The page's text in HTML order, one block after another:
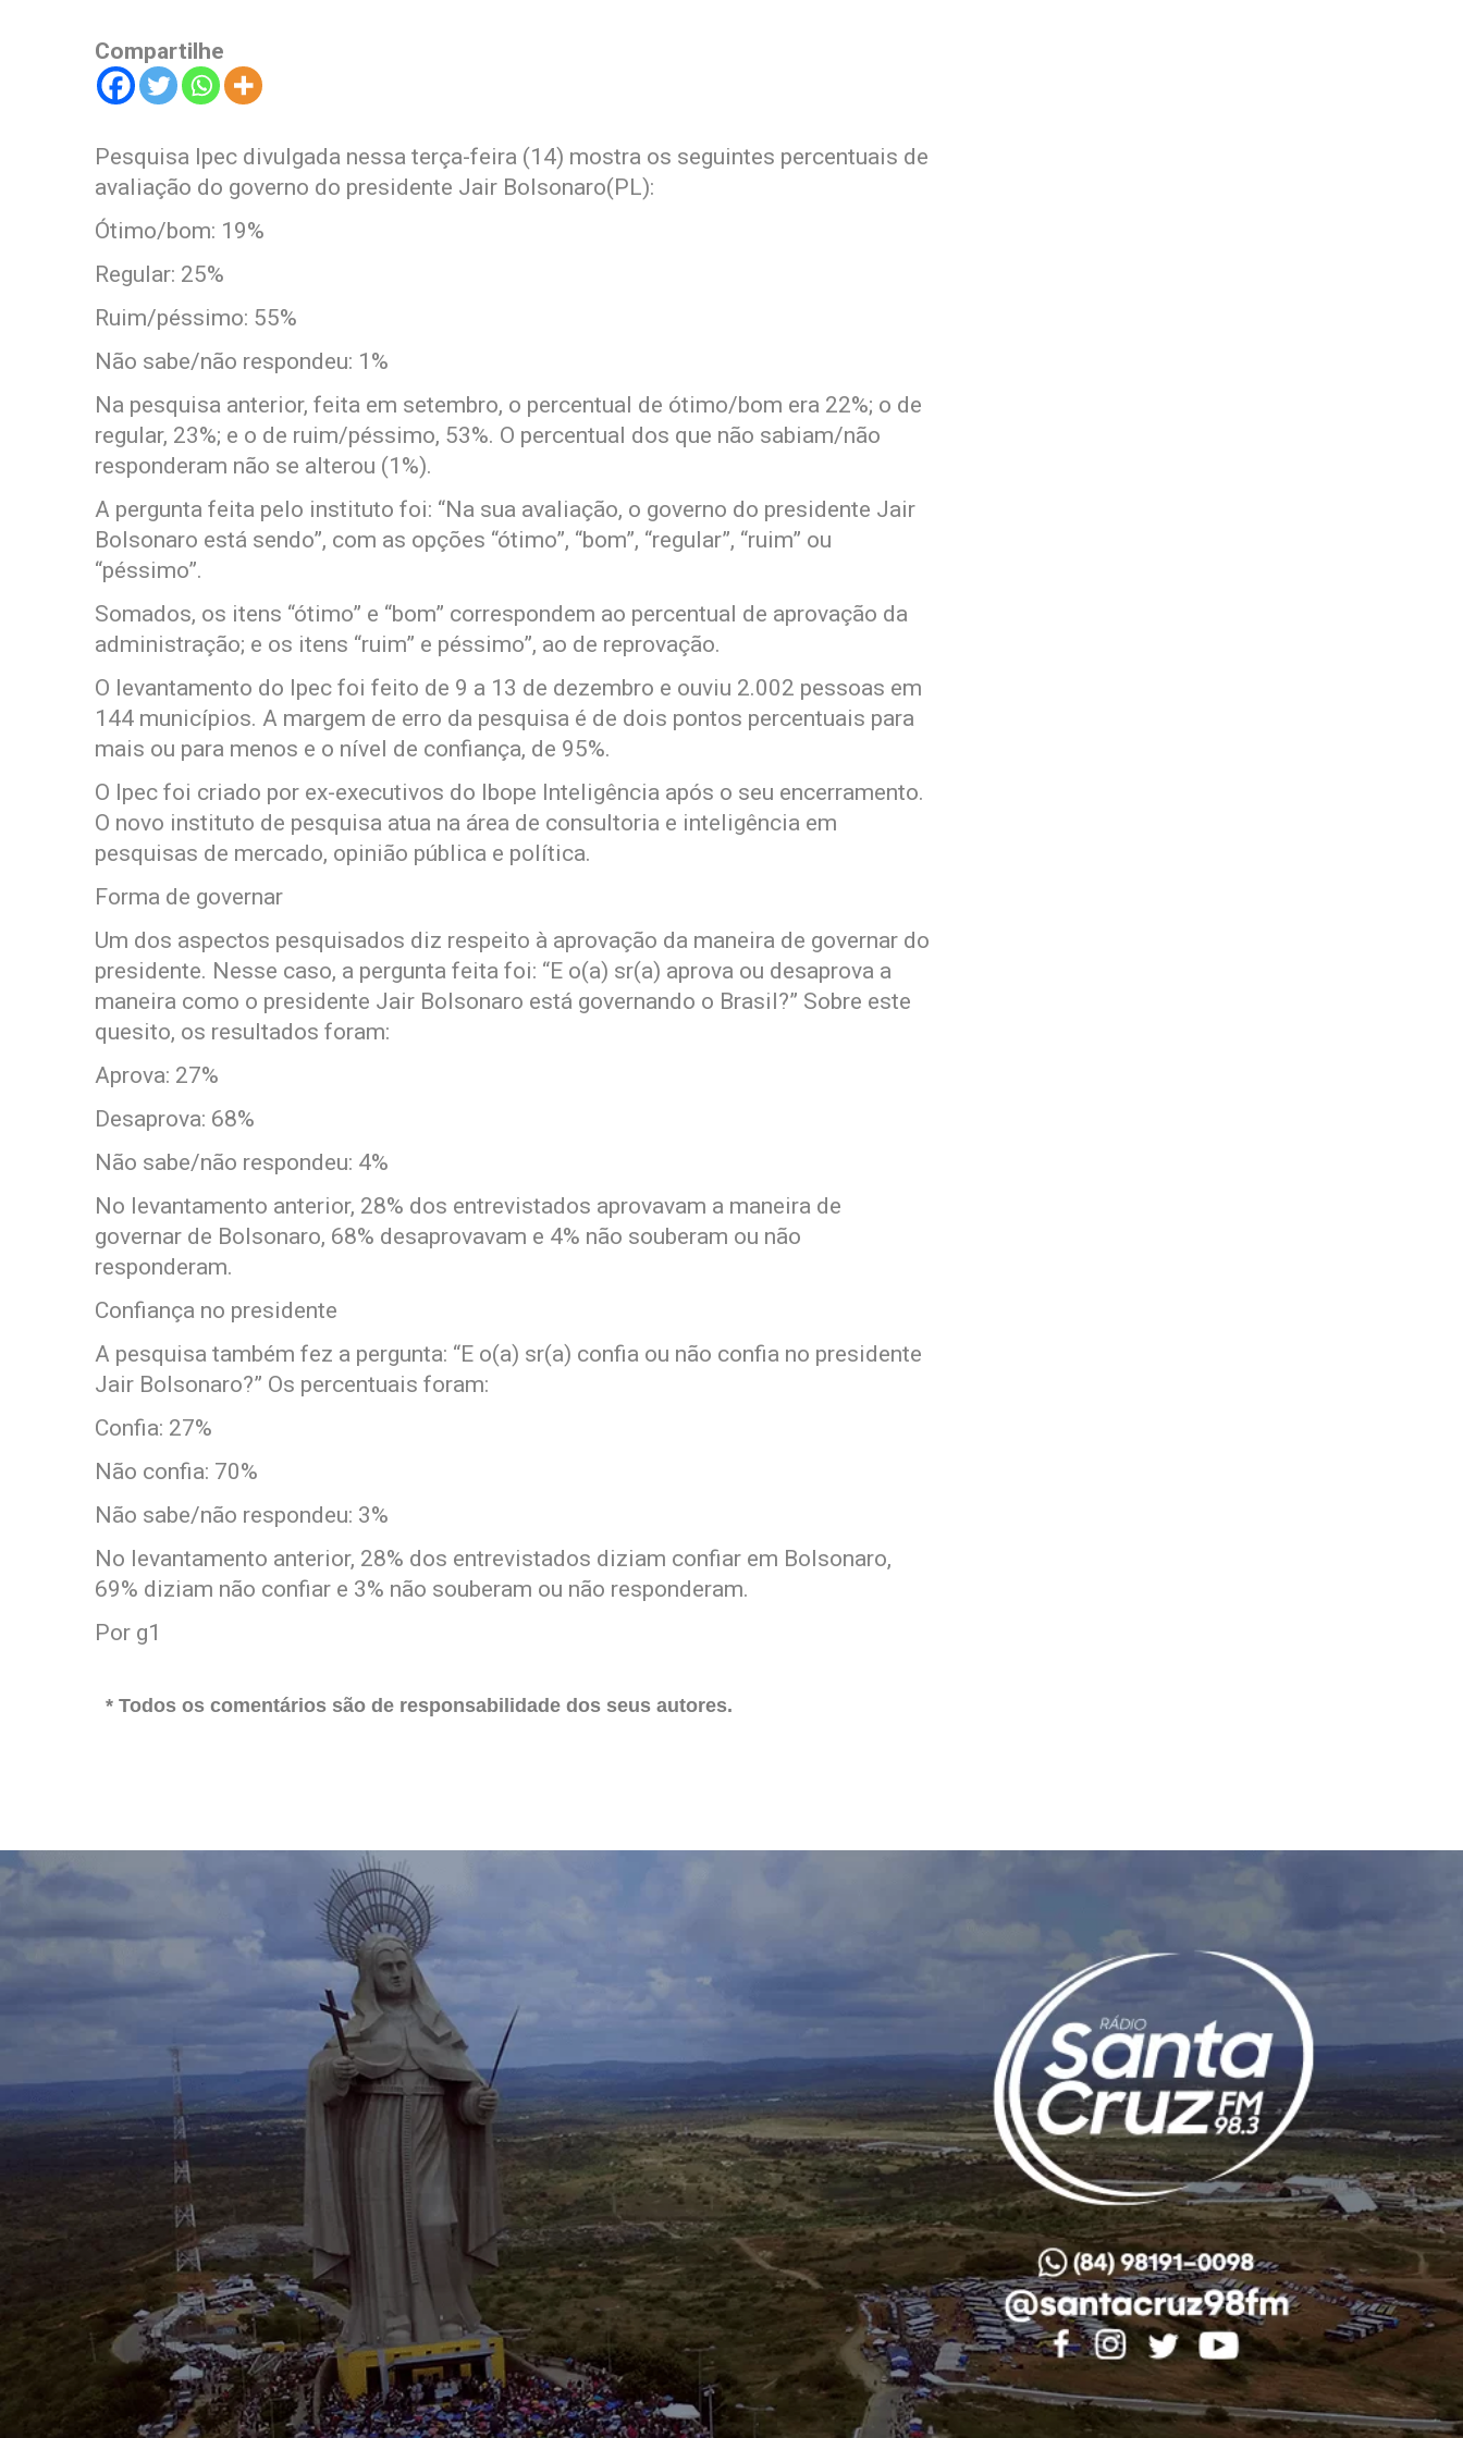
Compartilhe
Pesquisa Ipec divulgada nessa terça-feira (14) mostra os seguintes percentuais de
avaliação do governo do presidente Jair Bolsonaro(PL):
Ótimo/bom: 19%
Regular: 25%
Ruim/péssimo: 55%
Não sabe/não respondeu: 1%
Na pesquisa anterior, feita em setembro, o percentual de ótimo/bom era 22%; o de
regular, 23%; e o de ruim/péssimo, 53%. O percentual dos que não sabiam/não
responderam não se alterou (1%).
A pergunta feita pelo instituto foi: “Na sua avaliação, o governo do presidente Jair
Bolsonaro está sendo”, com as opções “ótimo”, “bom”, “regular”, “ruim” ou
“péssimo”.
Somados, os itens “ótimo” e “bom” correspondem ao percentual de aprovação da
administração; e os itens “ruim” e péssimo”, ao de reprovação.
O levantamento do Ipec foi feito de 9 a 13 de dezembro e ouviu 2.002 pessoas em
144 municípios. A margem de erro da pesquisa é de dois pontos percentuais para
mais ou para menos e o nível de confiança, de 95%.
O Ipec foi criado por ex-executivos do Ibope Inteligência após o seu encerramento.
O novo instituto de pesquisa atua na área de consultoria e inteligência em
pesquisas de mercado, opinião pública e política.
Forma de governar
Um dos aspectos pesquisados diz respeito à aprovação da maneira de governar do
presidente. Nesse caso, a pergunta feita foi: “E o(a) sr(a) aprova ou desaprova a
maneira como o presidente Jair Bolsonaro está governando o Brasil?” Sobre este
quesito, os resultados foram:
Aprova: 27%
Desaprova: 68%
Não sabe/não respondeu: 4%
No levantamento anterior, 28% dos entrevistados aprovavam a maneira de
governar de Bolsonaro, 68% desaprovavam e 4% não souberam ou não
responderam.
Confiança no presidente
A pesquisa também fez a pergunta: “E o(a) sr(a) confia ou não confia no presidente
Jair Bolsonaro?” Os percentuais foram:
Confia: 27%
Não confia: 70%
Não sabe/não respondeu: 3%
No levantamento anterior, 28% dos entrevistados diziam confiar em Bolsonaro,
69% diziam não confiar e 3% não souberam ou não responderam.
Por g1
* Todos os comentários são de responsabilidade dos seus autores.